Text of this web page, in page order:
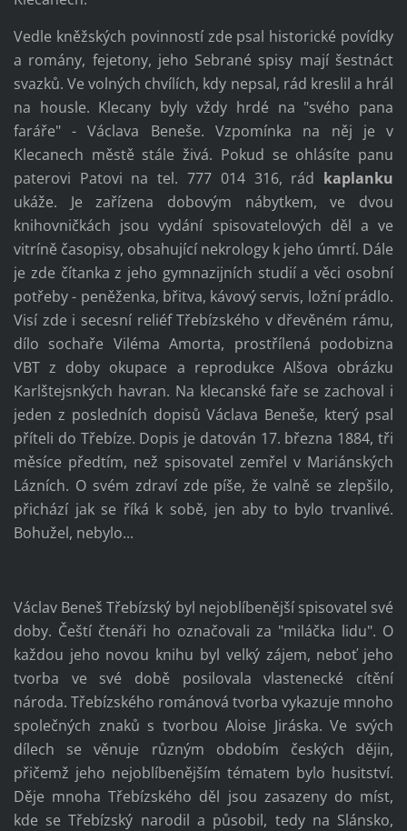
Vedle kněžských povinností zde psal historické povídky
a romány, fejetony, jeho Sebrané spisy mají šestnáct
svazků. Ve volných chvílích, kdy nepsal, rád kreslil a hrál
na housle. Klecany byly vždy hrdé na "svého pana
faráře" - Václava Beneše. Vzpomínka na něj je v
Klecanech městě stále živá. Pokud se ohlásíte panu
paterovi Patovi na tel. 777 014 316, rád kaplanku
ukáže. Je zařízena dobovým nábytkem, ve dvou
knihovničkách jsou vydání spisovatelových děl a ve
vitríně časopisy, obsahující nekrology k jeho úmrtí. Dále
je zde čítanka z jeho gymnazijních studií a věci osobní
potřeby - peněženka, břitva, kávový servis, ložní prádlo.
Visí zde i secesní reliéf Třebízského v dřevěném rámu,
dílo sochaře Viléma Amorta, prostřílená podobizna
VBT z doby okupace a reprodukce Alšova obrázku
Karlštejsnkých havran. Na klecanské faře se zachoval i
jeden z posledních dopisů Václava Beneše, který psal
příteli do Třebíze. Dopis je datován 17. března 1884, tři
měsíce předtím, než spisovatel zemřel v Mariánských
Lázních. O svém zdraví zde píše, že valně se zlepšilo,
přichází jak se říká k sobě, jen aby to bylo trvanlivé.
Bohužel, nebylo...
Václav Beneš Třebízský byl nejoblíbenější spisovatel své
doby. Čeští čtenáři ho označovali za "miláčka lidu". O
každou jeho novou knihu byl velký zájem, neboť jeho
tvorba ve své době posilovala vlastenecké cítění
národa. Třebízského románová tvorba vykazuje mnoho
společných znaků s tvorbou Aloise Jiráska. Ve svých
dílech se věnuje různým obdobím českých dějin,
přičemž jeho nejoblíbenějším tématem bylo husitství.
Děje mnoha Třebízského děl jsou zasazeny do míst,
kde se Třebízský narodil a působil, tedy na Slánsko,